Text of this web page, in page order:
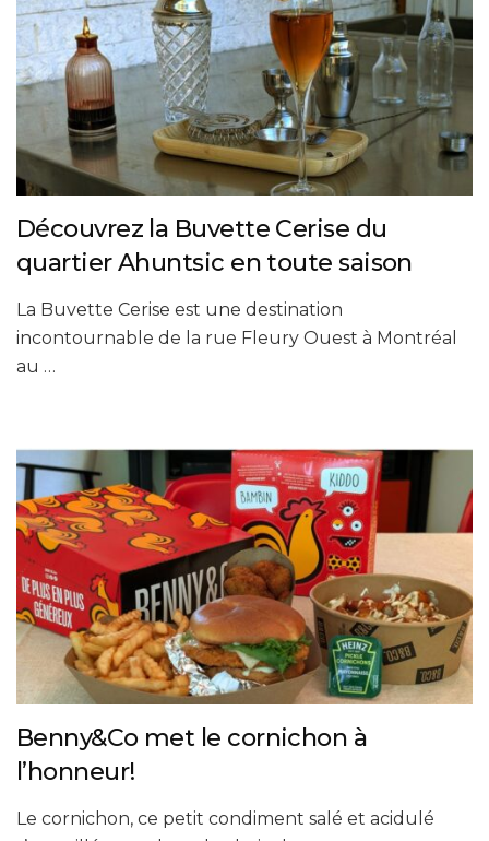
Découvrez la Buvette Cerise du
quartier Ahuntsic en toute saison
La Buvette Cerise est une destination
incontournable de la rue Fleury Ouest à Montréal
au …
Benny&Co met le cornichon à
l’honneur!
Le cornichon, ce petit condiment salé et acidulé